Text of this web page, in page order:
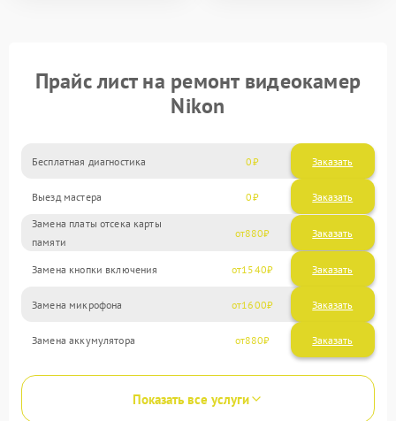
Прайс лист на ремонт видеокамер
Nikon
Бесплатная диагностика 0 Заказать
Выезд мастера 0 Заказать
Замена платы отсека карты
памяти
880
Замена кнопки включения 1540
Замена микрофона 1600
Замена аккумулятора 880
Показать все услуги